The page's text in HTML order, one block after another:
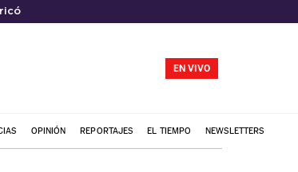
EN VIVO
OPINIÓN REPORTAJES EL TIEMPO NEWSLETTERS